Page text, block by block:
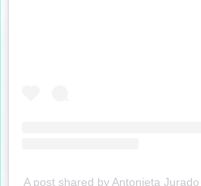
A post shared by Antonieta